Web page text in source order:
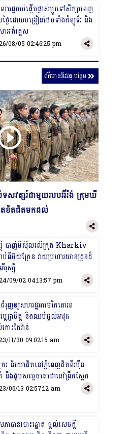
ារដ្ឋចាប់ផ្ដើមផ្លាស់ប្ដូរទៅសិក្សាពេញ
ងៃដោយបង្រៀនថែមទាំងកំព្យូទ័រ និង
ាអង់គ្លេស
08/05 02:46:25 pm
ព័ត៌មានវីដេអូ បន្ថែម
ទសវត្សរ៍ជាមួយរបបអ៊ីរ៉ង់ ក្រុមឃឺ
ខិតជិតមកដល់
បាញ់មីស៊ីលលើក្រុង Kharkiv
ាប់ពីអ៊ុយក្រែន វាយប្រហារយានដ្រូនដ៏
រុស្ស៊ី
09/02 04:13:57 pm
រុញឲ្យសហរដ្ឋអាមេរិកគោរព
តេជ្ញាចិត្ត និងឈប់ផ្ដល់អាវុធ
ោះតៃវ៉ាន់
11/30 09:02:15 am
ករ និយោជិតនៅភ្នំពេញជិតពីរម៉ឺន
នឹងជួបសម្ដេចតេជោនៅព្រឹកស្អែក
06/13 02:57:12 am
ភាបានបោះឆ្នោត ផ្តល់សេចក្តី